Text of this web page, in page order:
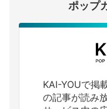
ポップ
KAI-YOUで掲
の記事が読み